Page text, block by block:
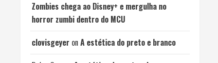
Zombies chega ao Disney+ e mergulha no
horror zumbi dentro do MCU
clovisgeyer on A estética do preto e branco